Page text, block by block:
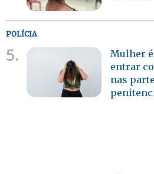
POLÍCIA
5.
Mulher
entrar
nas